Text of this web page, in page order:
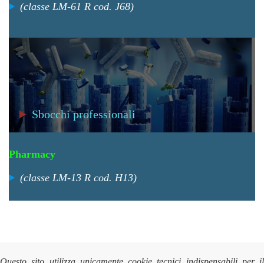
(classe LM-61 R cod. J68)
Sbocchi professionali
Pharmacy
(classe LM-13 R cod. H13)